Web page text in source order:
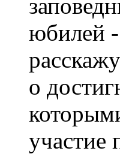
юбилей
о
участие